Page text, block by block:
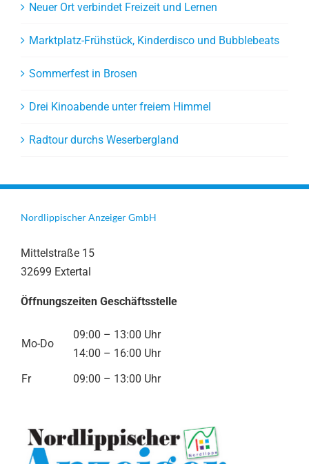
Neuer Ort verbindet Freizeit und Lernen
Marktplatz-Frühstück, Kinderdisco und Bubblebeats
Sommerfest in Brosen
Drei Kinoabende unter freiem Himmel
Radtour durchs Weserbergland
Nordlippischer Anzeiger GmbH
Mittelstraße 15
32699 Extertal
Öffnungszeiten Geschäftsstelle
Mo-Do
09:00 – 13:00 Uhr
14:00 – 16:00 Uhr
Fr
09:00 – 13:00 Uhr